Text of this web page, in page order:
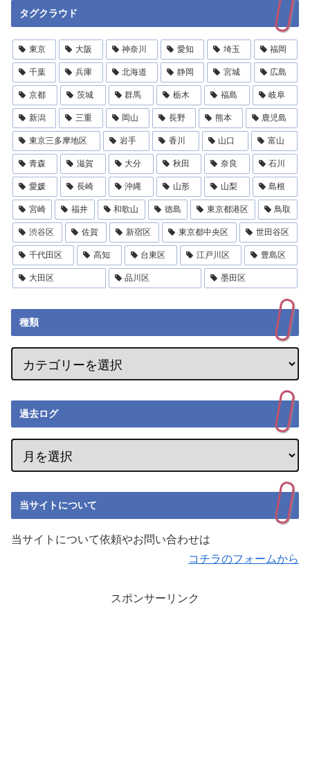
タグクラウド
東京 大阪 神奈川 愛知 埼玉 福岡
千葉 兵庫 北海道 静岡 宮城 広島
京都 茨城 群馬 栃木 福島 岐阜
新潟 三重 岡山 長野 熊本 鹿児島
東京三多摩地区 岩手 香川 山口 富山
青森 滋賀 大分 秋田 奈良 石川
愛媛 長崎 沖縄 山形 山梨 島根
宮崎 福井 和歌山 徳島 東京都港区 鳥取
渋谷区 佐賀 新宿区 東京都中央区 世田谷区
千代田区 高知 台東区 江戸川区 豊島区
大田区 品川区 墨田区
種類
過去ログ
当サイトについて
当サイトについて依頼やお問い合わせは
コチラのフォームから
スポンサーリンク